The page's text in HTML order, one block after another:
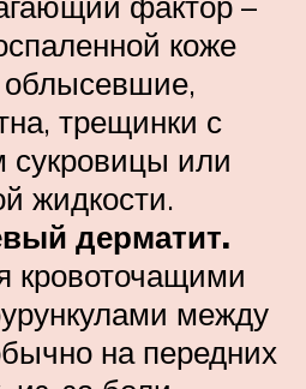
коже
трещинки с
или
жидкости.
дерматит.
кровоточащими
между
на передних